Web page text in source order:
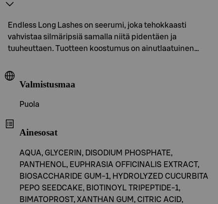
Endless Long Lashes on seerumi, joka tehokkaasti
vahvistaa silmäripsiä samalla niitä pidentäen ja
tuuheuttaen. Tuotteen koostumus on ainutlaatuinen…
Valmistusmaa
Puola
Ainesosat
AQUA, GLYCERIN, DISODIUM PHOSPHATE,
PANTHENOL, EUPHRASIA OFFICINALIS EXTRACT,
BIOSACCHARIDE GUM-1, HYDROLYZED CUCURBITA
PEPO SEEDCAKE, BIOTINOYL TRIPEPTIDE-1,
BIMATOPROST, XANTHAN GUM, CITRIC ACID,